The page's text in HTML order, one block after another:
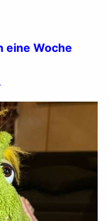
eine Woche